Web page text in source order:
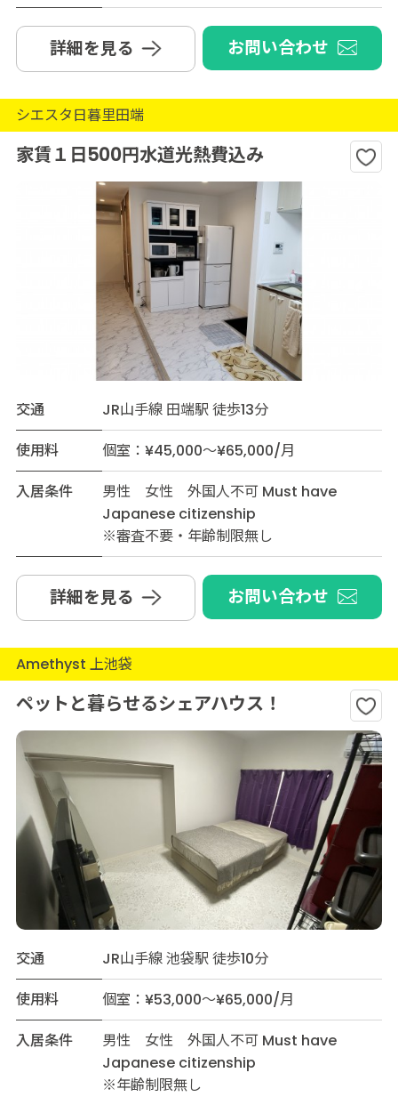
詳細を見る お問い合わせ
シエスタ日暮里田端
家賃１日500円水道光熱費込み
交通
JR山手線 田端駅 徒歩13分
使用料
個室：¥45,000～¥65,000/月
入居条件
男性 女性 外国人不可 Must have
Japanese citizenship
※審査不要・年齢制限無し
詳細を見る お問い合わせ
Amethyst 上池袋
ペットと暮らせるシェアハウス！
交通
JR山手線 池袋駅 徒歩10分
使用料
個室：¥53,000～¥65,000/月
入居条件
男性 女性 外国人不可 Must have
Japanese citizenship
※年齢制限無し